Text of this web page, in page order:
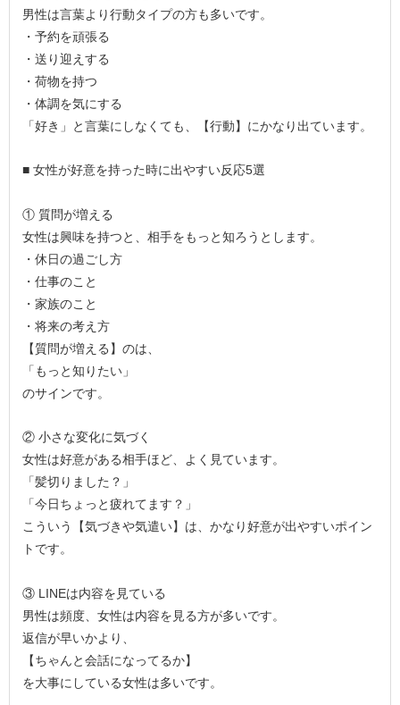
男性は言葉より行動タイプの方も多いです。
・予約を頑張る
・送り迎えする
・荷物を持つ
・体調を気にする
「好き」と言葉にしなくても、【行動】にかなり出ています。
■ 女性が好意を持った時に出やすい反応5選
① 質問が増える
女性は興味を持つと、相手をもっと知ろうとします。
・休日の過ごし方
・仕事のこと
・家族のこと
・将来の考え方
【質問が増える】のは、
「もっと知りたい」
のサインです。
② 小さな変化に気づく
女性は好意がある相手ほど、よく見ています。
「髪切りました？」
「今日ちょっと疲れてます？」
こういう【気づきや気遣い】は、かなり好意が出やすいポイン
トです。
③ LINEは内容を見ている
男性は頻度、女性は内容を見る方が多いです。
返信が早いかより、
【ちゃんと会話になってるか】
を大事にしている女性は多いです。